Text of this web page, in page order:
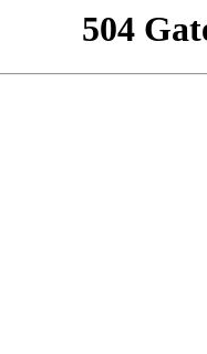
504